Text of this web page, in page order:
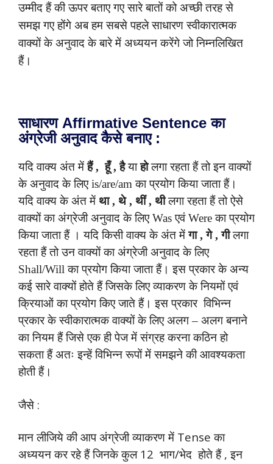
उम्मीद हैं की ऊपर बताए गए सारे बातों को अच्छी तरह से
समझ गए होंगे अब हम सबसे पहले साधारण स्वीकारात्मक
वाक्यों के अनुवाद के बारे में अध्ययन करेंगे जो निम्नलिखित
हैं।
साधारण Affirmative Sentence का
अंग्रेजी अनुवाद कैसे बनाए :
यदि वाक्य अंत मेंहैं , हूँ , हैयाहोलगा रहता हैं तो इन वाक्यों
के अनुवाद के लिए is/are/am का प्रयोग किया जाता हैं।
यदि वाक्य के अंत में था , थे , थीं , थीलगा रहता हैं तो ऐसे
वाक्यों का अंग्रेजी अनुवाद के लिए Was एवं Were का प्रयोग
किया जाता हैं । यदि किसी वाक्य के अंत मेंगा , गे , गीलगा
रहता हैं तो उन वाक्यों का अंग्रेजी अनुवाद के लिए
Shall/Will का प्रयोग किया जाता हैं। इस प्रकार के अन्य
कई सारे वाक्यों होते हैं जिसके लिए व्याकरण के नियमों एवं
क्रियाओं का प्रयोग किए जाते हैं। इस प्रकार विभिन्न
प्रकार के स्वीकारात्मक वाक्यों के लिए अलग – अलग बनाने
का नियम हैं जिसे एक ही पेज में संग्रह करना कठिन हो
सकता हैं अतः इन्हें विभिन्न रूपों में समझने की आवश्यकता
होती हैं।
जैसे :
मान लीजिये की आप अंग्रेजी व्याकरण में Tense का
अध्ययन कर रहे हैं जिनके कुल 12 भाग/भेद होते हैं , इन